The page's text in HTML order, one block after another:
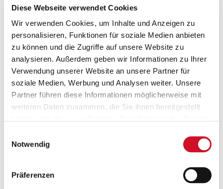
Diese Webseite verwendet Cookies
Wir verwenden Cookies, um Inhalte und Anzeigen zu
personalisieren, Funktionen für soziale Medien anbieten
zu können und die Zugriffe auf unsere Website zu
analysieren. Außerdem geben wir Informationen zu Ihrer
Verwendung unserer Website an unsere Partner für
soziale Medien, Werbung und Analysen weiter. Unsere
Partner führen diese Informationen möglicherweise mit
weiteren Daten zusammen, die Sie ihnen bereitgestellt
Notwendig
Präferenzen
Farbe Rot 18-
Material:
100% Polyester
Sonstige Details:
Waschbar bei 30
Grad
Alle mit "BIO" gekennzeichneten Zutaten besitzen den
die Kontrollstelle Salzburger Landwirtschaftliche Kontrolle
GesmbH (SLK) zertifiziert sind.